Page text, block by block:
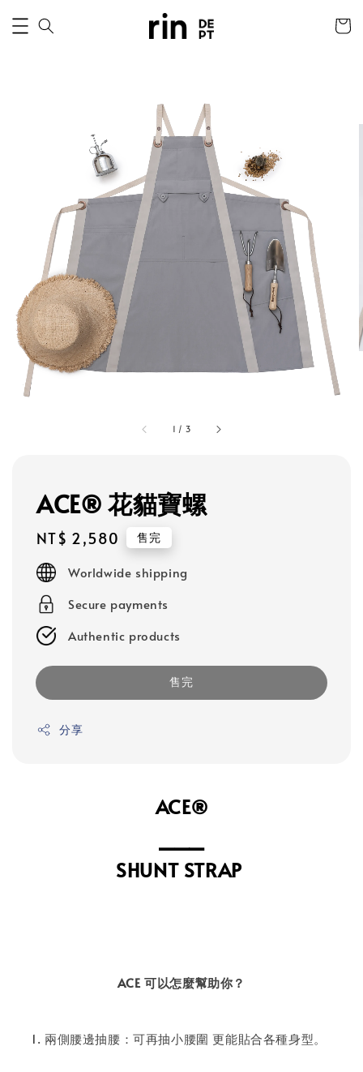
1 / 3
ACE® 花貓寶螺
Regular
price
NT$ 2,580 售完
Worldwide shipping
Secure payments
Authentic products
售完
分享
ACE®
⁣SHUNT STRAP
ACE 可以怎麼幫助你？
兩側腰邊抽腰：可再抽小腰圍 更能貼合各種身型。⁣